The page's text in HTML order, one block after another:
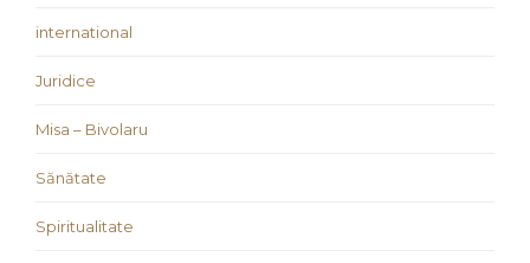
international
Juridice
Misa – Bivolaru
Sănătate
Spiritualitate